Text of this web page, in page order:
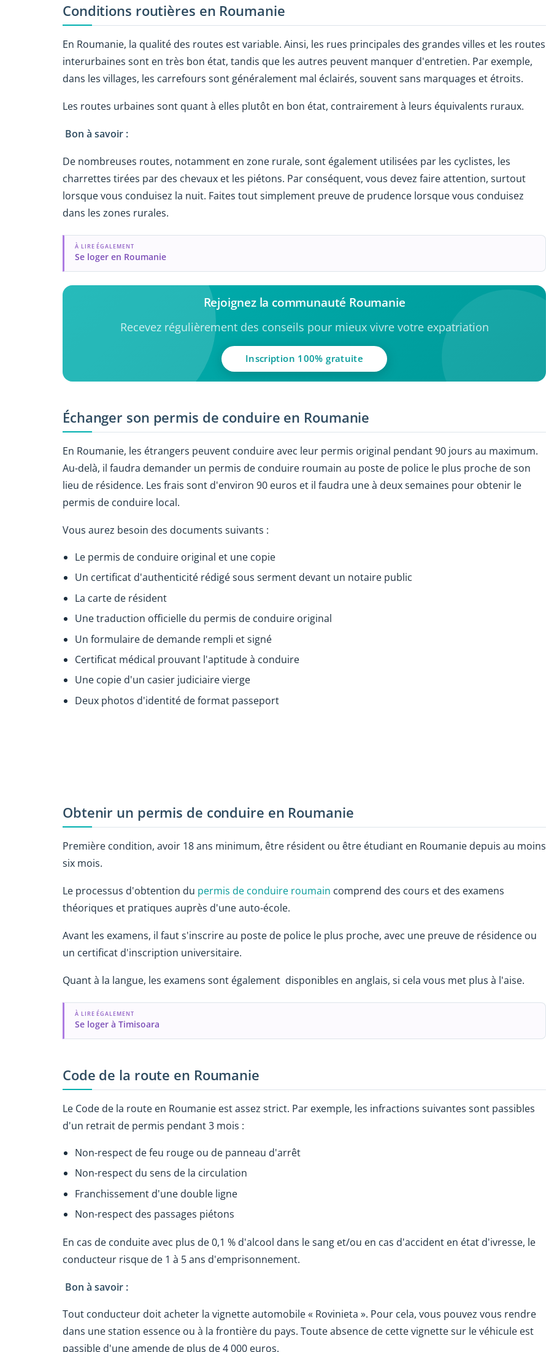
Conditions routières en Roumanie
En Roumanie, la qualité des routes est variable. Ainsi, les rues principales des grandes villes et les routes
interurbaines sont en très bon état, tandis que les autres peuvent manquer d'entretien. Par exemple,
dans les villages, les carrefours sont généralement mal éclairés, souvent sans marquages et étroits.
Les routes urbaines sont quant à elles plutôt en bon état, contrairement à leurs équivalents ruraux.
Bon à savoir :
De nombreuses routes, notamment en zone rurale, sont également utilisées par les cyclistes, les
charrettes tirées par des chevaux et les piétons. Par conséquent, vous devez faire attention, surtout
lorsque vous conduisez la nuit. Faites tout simplement preuve de prudence lorsque vous conduisez
dans les zones rurales.
À LIRE ÉGALEMENT
Se loger en Roumanie
Rejoignez la communauté Roumanie
Recevez régulièrement des conseils pour mieux vivre votre expatriation
Inscription 100% gratuite
Échanger son permis de conduire en Roumanie
En Roumanie, les étrangers peuvent conduire avec leur permis original pendant 90 jours au maximum.
Au-delà, il faudra demander un permis de conduire roumain au poste de police le plus proche de son
lieu de résidence. Les frais sont d'environ 90 euros et il faudra une à deux semaines pour obtenir le
permis de conduire local.
Vous aurez besoin des documents suivants :
Le permis de conduire original et une copie
Un certificat d'authenticité rédigé sous serment devant un notaire public
La carte de résident
Une traduction officielle du permis de conduire original
Un formulaire de demande rempli et signé
Certificat médical prouvant l'aptitude à conduire
Une copie d'un casier judiciaire vierge
Deux photos d'identité de format passeport
Obtenir un permis de conduire en Roumanie
Première condition, avoir 18 ans minimum, être résident ou être étudiant en Roumanie depuis au moins
six mois.
Le processus d'obtention du permis de conduire roumain comprend des cours et des examens
théoriques et pratiques auprès d'une auto-école.
Avant les examens, il faut s'inscrire au poste de police le plus proche, avec une preuve de résidence ou
un certificat d'inscription universitaire.
Quant à la langue, les examens sont également disponibles en anglais, si cela vous met plus à l'aise.
À LIRE ÉGALEMENT
Se loger à Timisoara
Code de la route en Roumanie
Le Code de la route en Roumanie est assez strict. Par exemple, les infractions suivantes sont passibles
d'un retrait de permis pendant 3 mois :
Non-respect de feu rouge ou de panneau d'arrêt
Non-respect du sens de la circulation
Franchissement d'une double ligne
Non-respect des passages piétons
En cas de conduite avec plus de 0,1 % d'alcool dans le sang et/ou en cas d'accident en état d'ivresse, le
conducteur risque de 1 à 5 ans d'emprisonnement.
Bon à savoir :
Tout conducteur doit acheter la vignette automobile « Rovinieta ». Pour cela, vous pouvez vous rendre
dans une station essence ou à la frontière du pays. Toute absence de cette vignette sur le véhicule est
passible d'une amende de plus de 4 000 euros.